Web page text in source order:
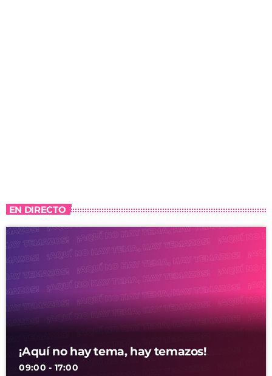
EN DIRECTO
¡Aquí no hay tema, hay temazos!
09:00 - 17:00